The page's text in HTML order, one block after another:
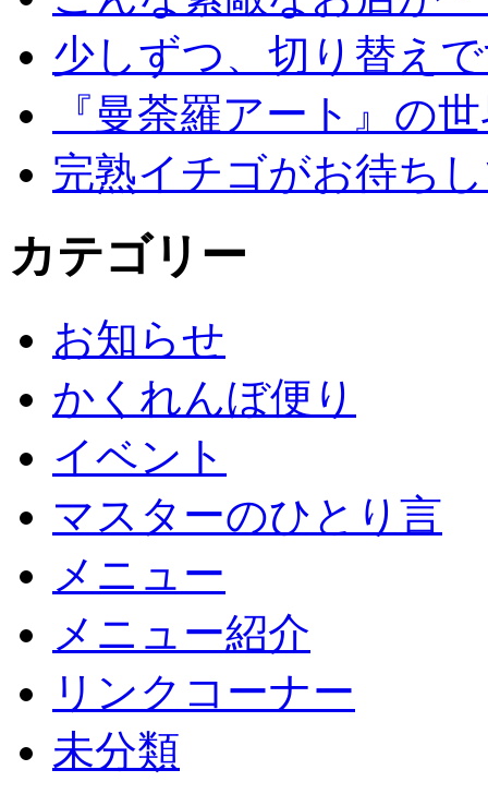
少しずつ、切り替え
『曼荼羅アート』の
完熟イチゴがお待ち
カテゴリー
お知らせ
かくれんぼ便り
イベント
マスターのひとり言
メニュー
メニュー紹介
リンクコーナー
未分類